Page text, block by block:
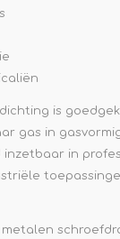
is
gas in
in
metalen